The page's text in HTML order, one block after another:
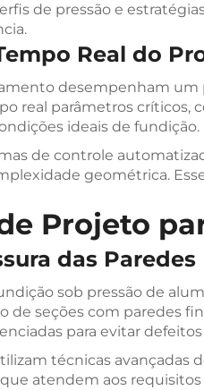
de pressão e
Real do
desempenham
real parâmetros
ideais de fundição.
de controle
geométrica.
Projeto
das Paredes
sob pressão de
de seções com paredes
para evitar
técnicas avançadas
atendem aos